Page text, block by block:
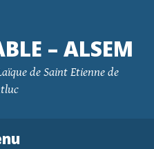
– ALSEM
de Saint Etienne de